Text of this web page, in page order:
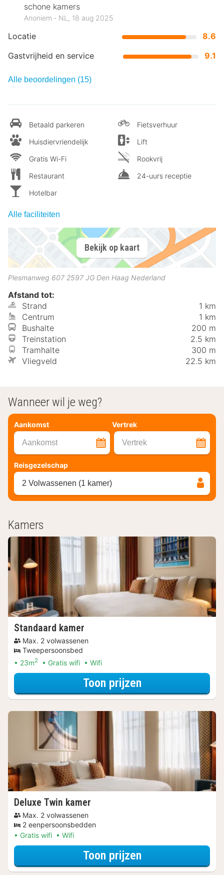
Locatie
8.6
Gastvrijheid en service
9.1
schone kamers
Anoniem ‐ NL, 18 aug 2025
Alle beoordelingen (15)
Betaald parkeren
Huisdiervriendelijk
Gratis Wi-Fi
Restaurant
Hotelbar
Fietsverhuur
Lift
Rookvrij
24-uurs receptie
Alle faciliteiten
Bekijk op kaart
Plesmanweg 607 2597 JG Den Haag Nederland
Afstand tot:
Strand
1 km
Centrum
1 km
Bushalte
200 m
Treinstation
2.5 km
Tramhalte
300 m
Vliegveld
22.5 km
Wanneer wil je weg?
Aankomst Vertrek
Aankomst Vertrek
Reisgezelschap
2 Volwassenen (1 kamer)
Kamers
Standaard kamer
Max. 2 volwassenen
Tweepersoonsbed
23m2 Gratis wifi Wifi
Toon prijzenvoor Wellness
Deluxe Twin kamer
Max. 2 volwassenen
2 eenpersoonsbedden
Gratis wifi
Wifi
Toon prijzenvoor Wellness